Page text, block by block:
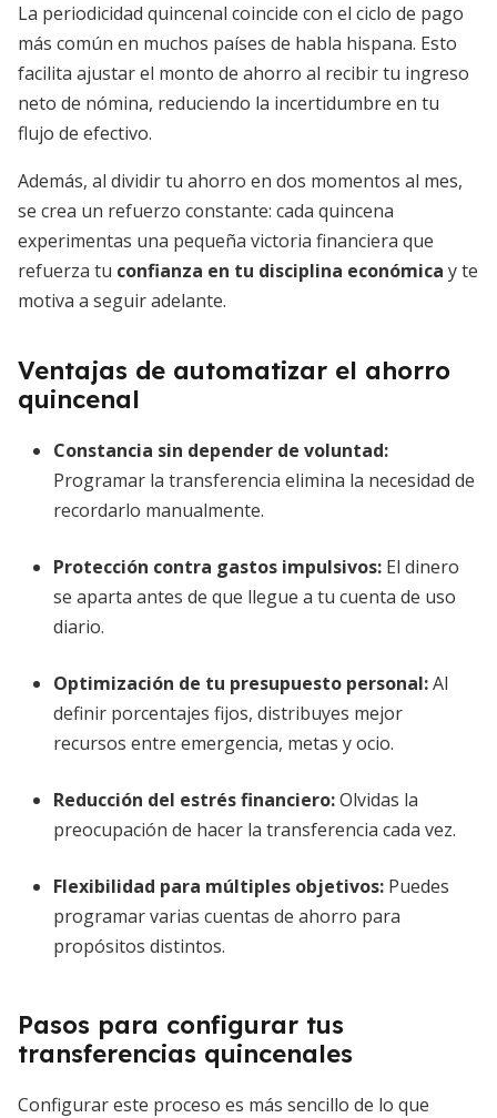
La periodicidad quincenal coincide con el ciclo de pago
más común en muchos países de habla hispana. Esto
facilita ajustar el monto de ahorro al recibir tu ingreso
neto de nómina, reduciendo la incertidumbre en tu
flujo de efectivo.
Además, al dividir tu ahorro en dos momentos al mes,
se crea un refuerzo constante: cada quincena
experimentas una pequeña victoria financiera que
refuerza tu confianza en tu disciplina económica y te
motiva a seguir adelante.
Ventajas de automatizar el ahorro
quincenal
Constancia sin depender de voluntad:
Programar la transferencia elimina la necesidad de
recordarlo manualmente.
Protección contra gastos impulsivos: El dinero
se aparta antes de que llegue a tu cuenta de uso
diario.
Optimización de tu presupuesto personal:Al
definir porcentajes fijos, distribuyes mejor
recursos entre emergencia, metas y ocio.
Reducción del estrés financiero:Olvidas la
preocupación de hacer la transferencia cada vez.
Flexibilidad para múltiples objetivos: Puedes
programar varias cuentas de ahorro para
propósitos distintos.
Pasos para configurar tus
transferencias quincenales
Configurar este proceso es más sencillo de lo que